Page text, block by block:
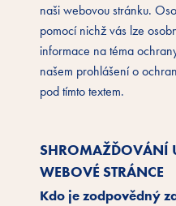
naši webovou stránku.
pomocí nichž vás lze
informace na téma
našem prohlášení o
pod tímto textem.
SHROMAŽĎOVÁNÍ
WEBOVÉ STRÁNCE
Kdo je zodpovědný